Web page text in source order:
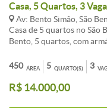
Casa, 5 Quartos, 3
Av: Bento Simão, São
Casa de 5 quartos no São
Bento, 5 quartos, com
planejados sendo 4 suites
banheira de
Sauna Portão eletrônico.
ÁREA
450 QUARTO(S)
5 3
R$ 14.000,00